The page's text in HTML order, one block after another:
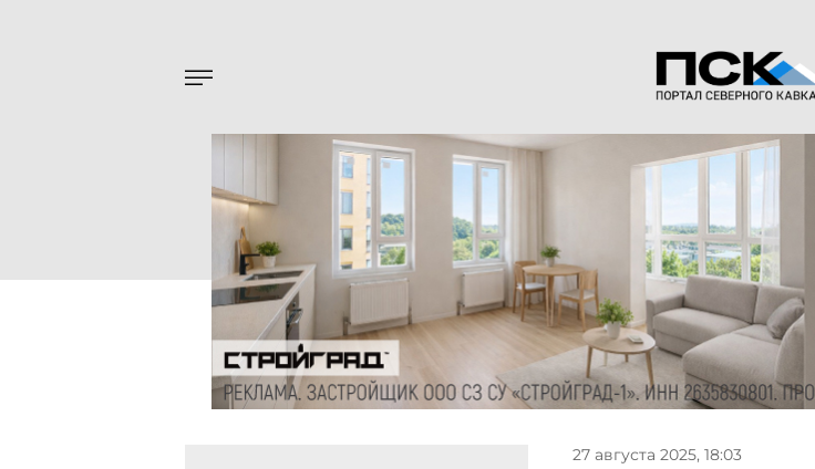
27 августа 2025, 18:03